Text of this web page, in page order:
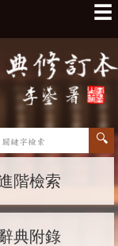
☰
階檢索
典附錄